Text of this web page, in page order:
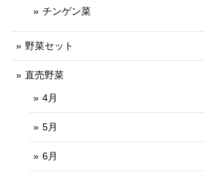
チンゲン菜
野菜セット
直売野菜
4月
5月
6月